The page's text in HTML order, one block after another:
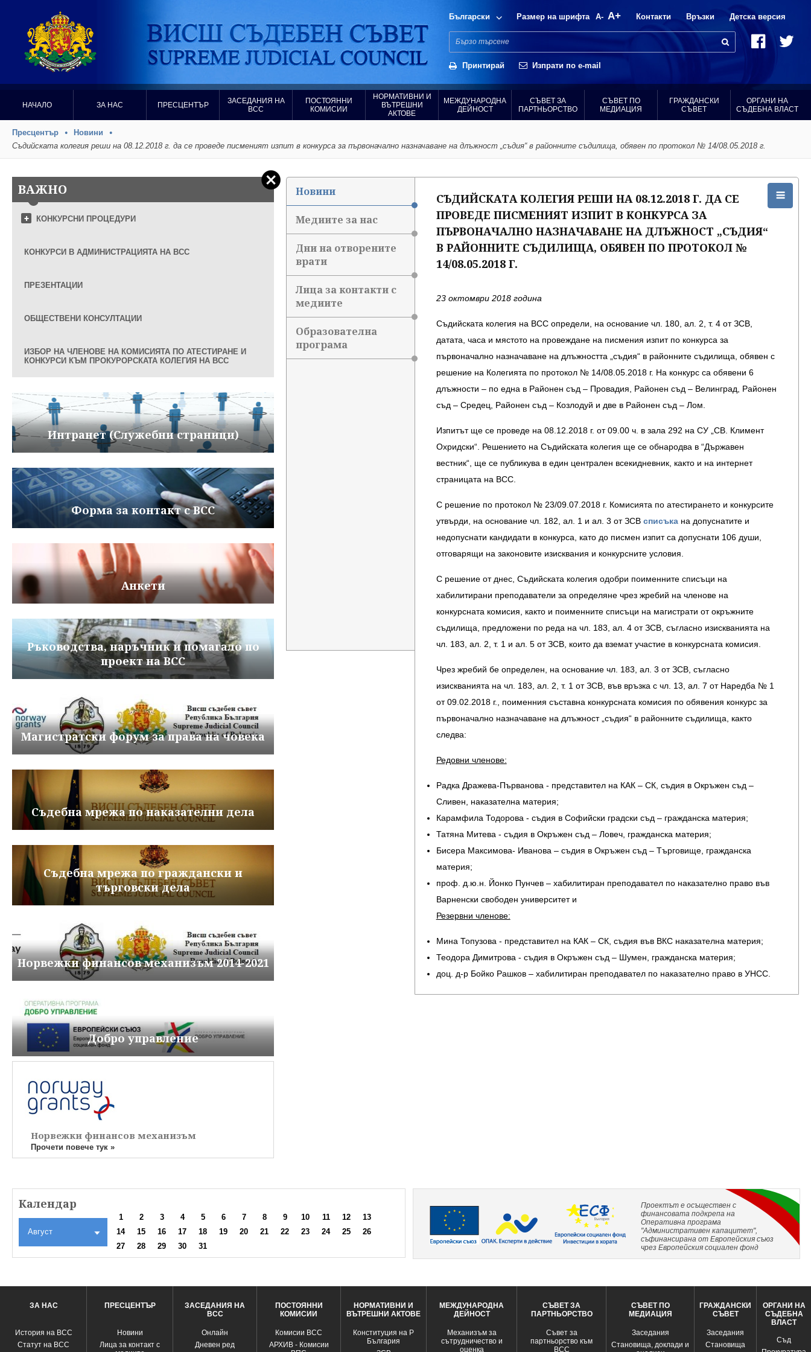
Български Размер на шрифта A- A+ Контакти Връзки Детска версия
Принтирай Изпрати по e-mail
НАЧАЛО ЗА НАС ПРЕСЦЕНТЪР
ЗАСЕДАНИЯ НА
ВСС
ПОСТОЯННИ
КОМИСИИ
НОРМАТИВНИ И
ВЪТРЕШНИ
АКТОВЕ
МЕЖДУНАРОДНА
ДЕЙНОСТ
СЪВЕТ ЗА
ПАРТНЬОРСТВО
СЪВЕТ ПО
МЕДИАЦИЯ
ГРАЖДАНСКИ
СЪВЕТ
ОРГАНИ НА
СЪДЕБНА ВЛАСТ
Пресцентър
Новини
Съдийската колегия реши на 08.12.2018 г. да се проведе писменият изпит в конкурса за първоначално назначаване на длъжност „съдия“ в районните съдилища, обявен по протокол № 14/08.05.2018 г.
ВАЖНО
КОНКУРСНИ ПРОЦЕДУРИ
КОНКУРСИ В АДМИНИСТРАЦИЯТА НА ВСС
ПРЕЗЕНТАЦИИ
ОБЩЕСТВЕНИ КОНСУЛТАЦИИ
ИЗБОР НА ЧЛЕНОВЕ НА КОМИСИЯТА ПО АТЕСТИРАНЕ И
КОНКУРСИ КЪМ ПРОКУРОРСКАТА КОЛЕГИЯ НА ВСС
Интранет (Служебни страници)
Форма за контакт с ВСС
Анкети
Ръководства, наръчник и помагало по
проект на ВСС
Магистратски форум за права на човека
Съдебна мрежа по наказателни дела
Съдебна мрежа по граждански и
търговски дела
Норвежки финансов механизъм 2014-2021
Добро управление
Норвежки финансов механизъм
Прочети повече тук »
Новини
Медиите за нас
Дни на отворените
врати
Лица за контакти с
медиите
Образователна
програма
СЪДИЙСКАТА КОЛЕГИЯ РЕШИ НА 08.12.2018 Г. ДА СЕ
ПРОВЕДЕ ПИСМЕНИЯТ ИЗПИТ В КОНКУРСА ЗА
ПЪРВОНАЧАЛНО НАЗНАЧАВАНЕ НА ДЛЪЖНОСТ „СЪДИЯ“
В РАЙОННИТЕ СЪДИЛИЩА, ОБЯВЕН ПО ПРОТОКОЛ №
14/08.05.2018 Г.
23 октомври 2018 година
Съдийската колегия на ВСС определи, на основание чл. 180, ал. 2, т. 4 от ЗСВ,
датата, часа и мястото на провеждане на писмения изпит по конкурса за
първоначално назначаване на длъжността „съдия“ в районните съдилища, обявен с
решение на Колегията по протокол № 14/08.05.2018 г. На конкурс са обявени 6
длъжности – по една в Районен съд – Провадия, Районен съд – Велинград, Районен
съд – Средец, Районен съд – Козлодуй и две в Районен съд – Лом.
Изпитът ще се проведе на 08.12.2018 г. от 09.00 ч. в зала 292 на СУ „СВ. Климент
Охридски“. Решението на Съдийската колегия ще се обнародва в “Държавен
вестник“, ще се публикува в един централен всекидневник, както и на интернет
страницата на ВСС.
С решение по протокол № 23/09.07.2018 г. Комисията по атестирането и конкурсите
утвърди, на основание чл. 182, ал. 1 и ал. 3 от ЗСВ списъкана допуснатите и
недопуснати кандидати в конкурса, като до писмен изпит са допуснати 106 души,
отговарящи на законовите изисквания и конкурсните условия.
С решение от днес, Съдийската колегия одобри поименните списъци на
хабилитирани преподаватели за определяне чрез жребий на членове на
конкурсната комисия, както и поименните списъци на магистрати от окръжните
съдилища, предложени по реда на чл. 183, ал. 4 от ЗСВ, съгласно изискванията на
чл. 183, ал. 2, т. 1 и ал. 5 от ЗСВ, които да вземат участие в конкурсната комисия.
Чрез жребий бе определен, на основание чл. 183, ал. 3 от ЗСВ, съгласно
изискванията на чл. 183, ал. 2, т. 1 от ЗСВ, във връзка с чл. 13, ал. 7 от Наредба № 1
от 09.02.2018 г., поименния съставна конкурсната комисия по обявения конкурс за
първоначално назначаване на длъжност „съдия“ в районните съдилища, както
следва:
Редовни членове:
Радка Дражева-Първанова - представител на КАК – СК, съдия в Окръжен съд –
Сливен, наказателна материя;
Карамфила Тодорова - съдия в Софийски градски съд – гражданска материя;
Татяна Митева - съдия в Окръжен съд – Ловеч, гражданска материя;
Бисера Максимова- Иванова – съдия в Окръжен съд – Търговище, гражданска
материя;
проф. д.ю.н. Йонко Пунчев – хабилитиран преподавател по наказателно право във
Варненски свободен университет и
Резервни членове:
Мина Топузова - представител на КАК – СК, съдия във ВКС наказателна материя;
Теодора Димитрова - съдия в Окръжен съд – Шумен, гражданска материя;
доц. д-р Бойко Рашков – хабилитиран преподавател по наказателно право в УНСС.
Календар
Август
1 2 3 4 5 6 7 8 9 10 11 12
13
14
15 16 17 18 19 20 21 22 23 24 25
26
27
28 29 30 31
Проектът е осъществен с
финансовата подкрепа на
Оперативна програма
"Административен капацитет",
съфинансирана от Европейския съюз
чрез Европейския социален фонд
ЗА НАС
История на ВСС
Статут на ВСС
ПРЕСЦЕНТЪР
Новини
Лица за контакт с
ЗАСЕДАНИЯ НА
ВСС
Oнлайн
Дневен ред
ПОСТОЯННИ
КОМИСИИ
Комисии ВСС
АРХИВ - Комисии
НОРМАТИВНИ И
ВЪТРЕШНИ АКТОВЕ
Конституция на Р
България
МЕЖДУНАРОДНА
ДЕЙНОСТ
Механизъм за
сътрудничество и
оценка
СЪВЕТ ЗА
ПАРТНЬОРСТВО
Съвет за
партньорство към
ВСС
СЪВЕТ ПО
МЕДИАЦИЯ
Заседания
Становища, доклади и
ГРАЖДАНСКИ
СЪВЕТ
Заседания
Становища
ОРГАНИ НА
СЪДЕБНА
ВЛАСТ
Съд